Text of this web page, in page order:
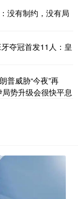
没有制约，没有局
夺冠首发11人：皇
普威胁“今夜”再
势升级会很快平息